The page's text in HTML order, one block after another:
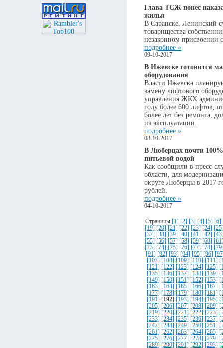
Глава ТСЖ понес
жилья
В Саранске, Ленинский
товарищества
незаконном присвоении
подробнее »
09-10-2017
В Ижевске готовится
оборудования
Власти Ижевска
замену лифтового
управления ЖКХ
году более 600 лифтов,
более лет без ремонта,
из эксплуатации.
подробнее »
08-10-2017
В Люберцах почти 100%
питьевой водой
Как сообщили в пресс-
области, для
округе Люберцы в 2017
рублей.
подробнее »
04-10-2017
Страницы [1] [2] [3] [4] [5] [6]
[19]
[20] [21] [22] [23] [24]
[25]
[37]
[38] [39] [40] [41] [42]
[43]
[55]
[56] [57] [58] [59] [60]
[61]
[73]
[74] [75] [76] [77] [78]
[79]
[91]
[92] [93] [94] [95] [96]
[107]
[108] [109] [110] [111]
[121]
[122] [123] [124] [125]
[135]
[136] [137] [138] [139]
[149]
[150] [151] [152] [153]
[163]
[164] [165] [166] [167]
[177]
[178] [179] [180] [181]
[191]
192 [193] [194] [195]
[205]
[206] [207] [208] [209]
[219]
[220] [221] [222] [223]
[233]
[234] [235] [236] [237]
[247]
[248] [249] [250] [251]
[261]
[262] [263] [264] [265]
[275]
[276] [277] [278] [279]
[289]
[290] [291] [292] [293]